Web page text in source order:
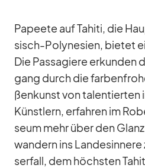
Pa­peete auf Ta­hiti, die
sisch-Po­ly­ne­sien, bie­tet
Die Pas­sa­giere er­kun­den
gang durch die
ßen­kunst von ta­len­tier­ten
Künst­lern, er­fah­ren im
seum mehr über den
wan­dern ins
ser­fall, dem höchs­ten